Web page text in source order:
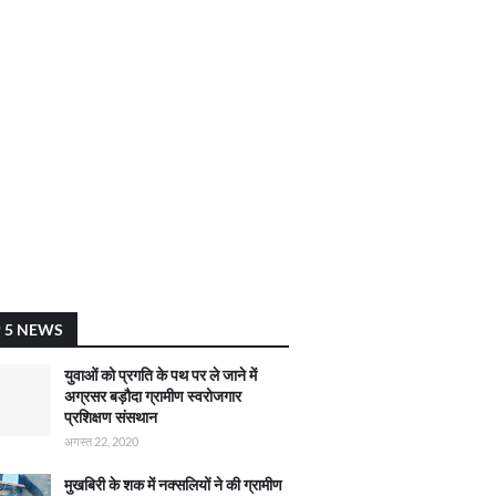
5 NEWS
युवाओं को प्रगति के पथ पर ले जाने में
अग्रसर बड़ौदा ग्रामीण स्वरोजगार
प्रशिक्षण संसथान
अगस्त 22, 2020
मुखबिरी के शक में नक्सलियों ने की ग्रामीण